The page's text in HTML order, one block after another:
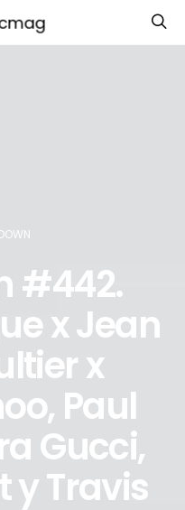
#442.
x Jean
x
Paul
Gucci,
y Travis